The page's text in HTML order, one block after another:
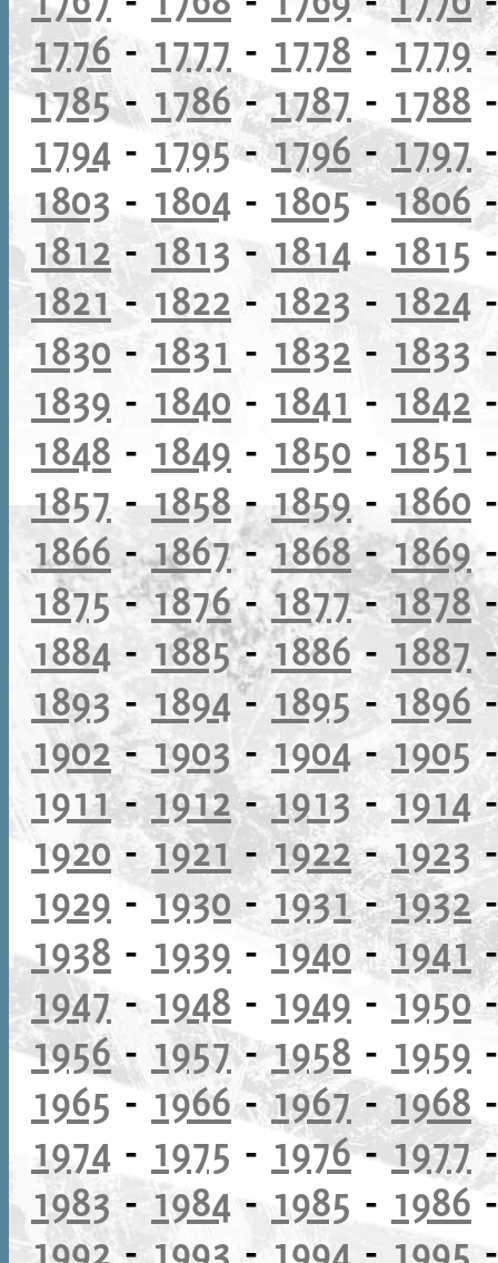
1776- 1777 - 1778 - 1779
1785- 1786-1787 - 1788
1794 - 1795-1796- 1797
1803 - 1804 - 1805-1806
1812 - 1813 - 1814 - 1815
1821- 1822 - 1823 - 1824
1830 - 1831 - 1832 - 1833
1839 - 1840 - 1841 - 1842
1848 - 1849 - 1850 - 1851
1857 - 1858 - 1859 - 1860
1866-1867-1868-1869
1875-1876-1877-1878
1884 - 1885-1886 - 1887
1893 - 1894- 1895-1896
1902-1903 - 1904-1905
1911-1912-1913 -1914
1920 -1921-1922-1923
1929 -1930-1931-1932
1938 - 1939 - 1940-1941
1947- 1948 - 1949 - 1950
1956- 1957-1958 - 1959
1965 - 1966-1967-1968
1974 - 1975 - 1976-1977
1983 -1984 - 1985 - 1986
1992- 1993 - 1994 - 1995